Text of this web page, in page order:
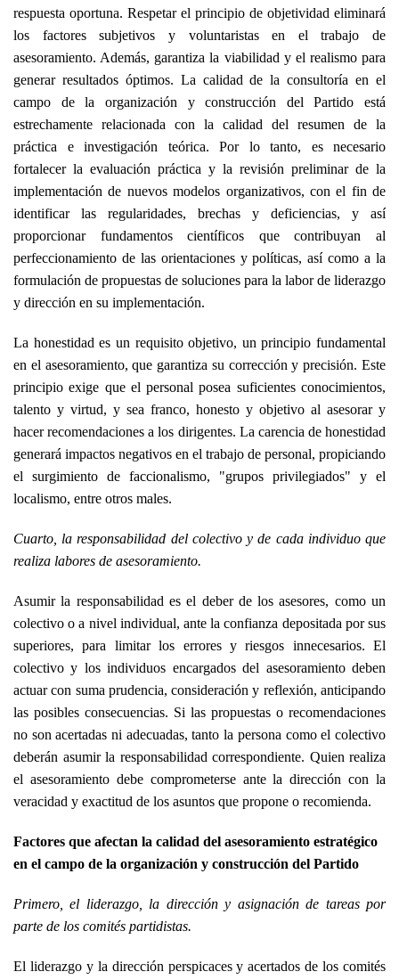
respuesta oportuna. Respetar el principio de objetividad eliminará
los factores subjetivos y voluntaristas en el trabajo de
asesoramiento. Además, garantiza la viabilidad y el realismo para
generar resultados óptimos. La calidad de la consultoría en el
campo de la organización y construcción del Partido está
estrechamente relacionada con la calidad del resumen de la
práctica e investigación teórica. Por lo tanto, es necesario
fortalecer la evaluación práctica y la revisión preliminar de la
implementación de nuevos modelos organizativos, con el fin de
identificar las regularidades, brechas y deficiencias, y así
proporcionar fundamentos científicos que contribuyan al
perfeccionamiento de las orientaciones y políticas, así como a la
formulación de propuestas de soluciones para la labor de liderazgo
y dirección en su implementación.
La honestidad es un requisito objetivo, un principio fundamental
en el asesoramiento, que garantiza su corrección y precisión. Este
principio exige que el personal posea suficientes conocimientos,
talento y virtud, y sea franco, honesto y objetivo al asesorar y
hacer recomendaciones a los dirigentes. La carencia de honestidad
generará impactos negativos en el trabajo de personal, propiciando
el surgimiento de faccionalismo, "grupos privilegiados" y el
localismo, entre otros males.
Cuarto, la responsabilidad del colectivo y de cada individuo que
realiza labores de asesoramiento.
Asumir la responsabilidad es el deber de los asesores, como un
colectivo o a nivel individual, ante la confianza depositada por sus
superiores, para limitar los errores y riesgos innecesarios. El
colectivo y los individuos encargados del asesoramiento deben
actuar con suma prudencia, consideración y reflexión, anticipando
las posibles consecuencias. Si las propuestas o recomendaciones
no son acertadas ni adecuadas, tanto la persona como el colectivo
deberán asumir la responsabilidad correspondiente. Quien realiza
el asesoramiento debe comprometerse ante la dirección con la
veracidad y exactitud de los asuntos que propone o recomienda.
Factores que afectan la calidad del asesoramiento estratégico
en el campo de la organización y construcción del Partido
Primero, el liderazgo, la dirección y asignación de tareas por
parte de los comités partidistas.
El liderazgo y la dirección perspicaces y acertados de los comités